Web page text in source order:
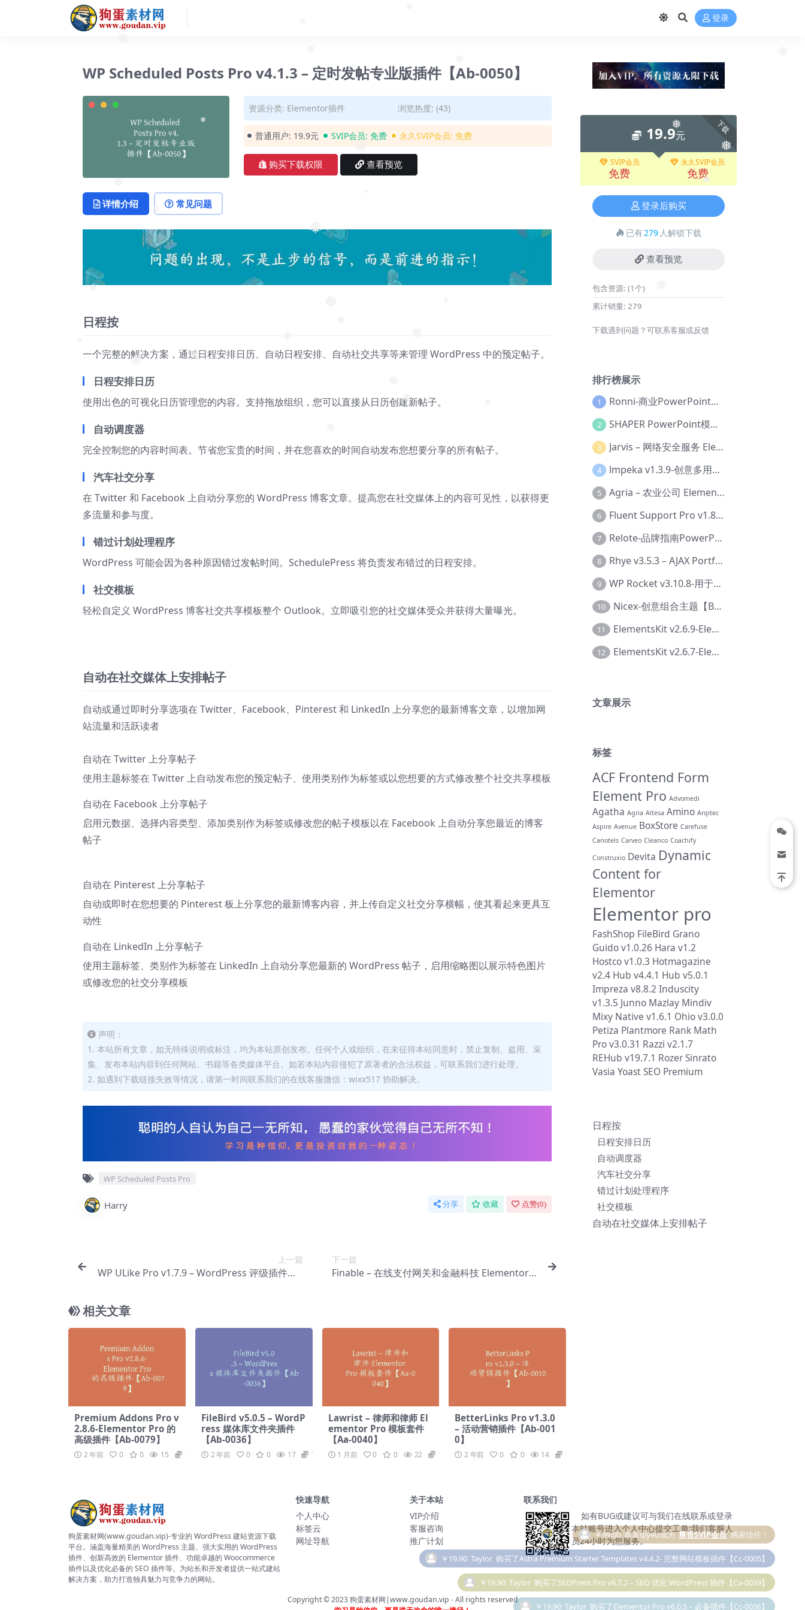
❅
❅
❅
❅
❅
❅
❅
❅
❅
❅
❅
❅
❅
登录
WP Scheduled Posts Pro v4.1.3 – 定时发帖专业版插件【Ab-0050】
资源分类: Elementor插件 浏览热度: (43)
普通用户: 19.9元 SVIP会员: 免费 永久SVIP会员: 免费
购买下载权限 查看预览
详情介绍 常见问题
日程按
一个完整的解决方案，通过日程安排日历、自动日程安排、自动社交共享等来管理 WordPress 中的预定帖子。
日程安排日历
使用出色的可视化日历管理您的内容。支持拖放组织，您可以直接从日历创建新帖子。
自动调度器
完全控制您的内容时间表。节省您宝贵的时间，并在您喜欢的时间自动发布您想要分享的所有帖子。
汽车社交分享
在 Twitter 和 Facebook 上自动分享您的 WordPress 博客文章。提高您在社交媒体上的内容可见性，以获得更
多流量和参与度。
错过计划处理程序
WordPress 可能会因为各种原因错过发帖时间。SchedulePress 将负责发布错过的日程安排。
社交模板
轻松自定义 WordPress 博客社交共享模板整个 Outlook。立即吸引您的社交媒体受众并获得大量曝光。
自动在社交媒体上安排帖子
自动或通过即时分享选项在 Twitter、Facebook、Pinterest 和 LinkedIn 上分享您的最新博客文章，以增加网
站流量和活跃读者
自动在 Twitter 上分享帖子
使用主题标签在 Twitter 上自动发布您的预定帖子、使用类别作为标签或以您想要的方式修改整个社交共享模板
自动在 Facebook 上分享帖子
启用元数据、选择内容类型、添加类别作为标签或修改您的帖子模板以在 Facebook 上自动分享您最近的博客
帖子
自动在 Pinterest 上分享帖子
自动或即时在您想要的 Pinterest 板上分享您的最新博客内容，并上传自定义社交分享横幅，使其看起来更具互
动性
自动在 LinkedIn 上分享帖子
使用主题标签、类别作为标签在 LinkedIn 上自动分享您最新的 WordPress 帖子，启用缩略图以展示特色图片
或修改您的社交分享模板
声明：
1. 本站所有文章，如无特殊说明或标注，均为本站原创发布。任何个人或组织，在未征得本站同意时，禁止复制、盗用、采
集、发布本站内容到任何网站、书籍等各类媒体平台。如若本站内容侵犯了原著者的合法权益，可联系我们进行处理。
2. 如遇到下载链接失效等情况，请第一时间联系我们的在线客服微信：wixx517 协助解决。
WP Scheduled Posts Pro
Harry 分享 收藏 点赞(0)
上一篇
WP ULike Pro v1.7.9 – WordPress 评级插件【A
下一篇
Finable – 在线支付网关和金融科技 Elementor
相关文章
Premium Addons Pro v
2.8.6-Elementor Pro 的
高级插件【Ab-0079】
2 年前 0 0 15 19.9
FileBird v5.0.5 – WordP
ress 媒体库文件夹插件
【Ab-0036】
2 年前 0 0 17 19.9
Lawrist – 律师和律师 El
ementor Pro 模板套件
【Aa-0040】
1 月前 0 0 22 19.9
BetterLinks Pro v1.3.0
– 活动营销插件【Ab-001
0】
2 年前 0 0 14 19.9
下载
19.9元
SVIP会员
免费
永久SVIP会员
免费
登录后购买
已有279 人解锁下载
查看预览
包含资源: (1个)
累计销量: 279
下载遇到问题？可联系客服或反馈
排行榜展示
1 Ronni-商业PowerPoint模板【Dc-0077】
2 SHAPER PowerPoint模板【Dc-0184】
3 Jarvis – 网络安全服务 Elementor 模板套件【Aa-0035】
4 lmpeka v1.3.9-创意多用途 WordPress 主题【Be-0064】
5 Agria – 农业公司 Elementor Pro 模板套件【Aa-0003】
6 Fluent Support Pro v1.8.1 – WordPress 支持票务系统【Cc-0041】
7 Relote-品牌指南PowerPoint模板【Dc-0076】
8 Rhye v3.5.3 – AJAX Portfolio WordPress 主题【Bi-0049】
9 WP Rocket v3.10.8-用于wordpress速度优化的缓存加速插件【Cd-0019】
10 Nicex-创意组合主题【Be-0092】
11 ElementsKit v2.6.9-Elementor插件【Ab-0161】
12 ElementsKit v2.6.7-Elementor插件【Ab-0162】
文章展示
标签
ACF Frontend Form
Element Pro Advomedi
Agatha Agria Altesa Amino Arqitec
Aspire Avenue BoxStore Carefuse
Cariotels Carveo Cleanco Coachify
Construxio Devita Dynamic
Content for
Elementor
Elementor pro
FashShop FileBird Grano
Guido v1.0.26 Hara v1.2
Hostco v1.0.3 Hotmagazine
v2.4 Hub v4.4.1 Hub v5.0.1
Impreza v8.8.2 Induscity
v1.3.5 Junno Mazlay Mindiv
Mixy Native v1.6.1 Ohio v3.0.0
Petiza Plantmore Rank Math
Pro v3.0.31 Razzi v2.1.7
REHub v19.7.1 RozerSinrato
Vasia Yoast SEO Premium
日程按
日程安排日历
自动调度器
汽车社交分享
错过计划处理程序
社交模板
自动在社交媒体上安排帖子
狗蛋素材网(www.goudan.vip)-专业的 WordPress 建站资源下载
平台。涵盖海量精美的 WordPress 主题、强大实用的 WordPress
插件、创新高效的 Elementor 插件、功能卓越的 Woocommerce
插件以及优化必备的 SEO 插件等。为站长和开发者提供一站式建站
解决方案，助力打造独具魅力与竞争力的网站。
快速导航
个人中心
标签云
网址导航
关于本站
VIP介绍
客服咨询
推广计划
联系我们
如有BUG或建议可与我们在线联系或登录
本站账号进入个人中心提交工单;我们客服人
员24小时为您服务。
Copyright © 2023狗蛋素材网|www.goudan.vip - All rights reserved
￥99.00 恭喜qiyeu成为 尊贵SVIP会员 感谢信任！
￥19.90 购买了Astra Premium Starter Templates v4.4.2- 完整网站模板插件【Cc-0005】
￥19.90 Taylor 购买了SEOPress Pro v6.7.2 – SEO 优化 WordPress 插件【Ca-0039】
￥19.90 Taylor 购买了Elementor Pro v6.0.5 – 必备插件【Cc-0036】